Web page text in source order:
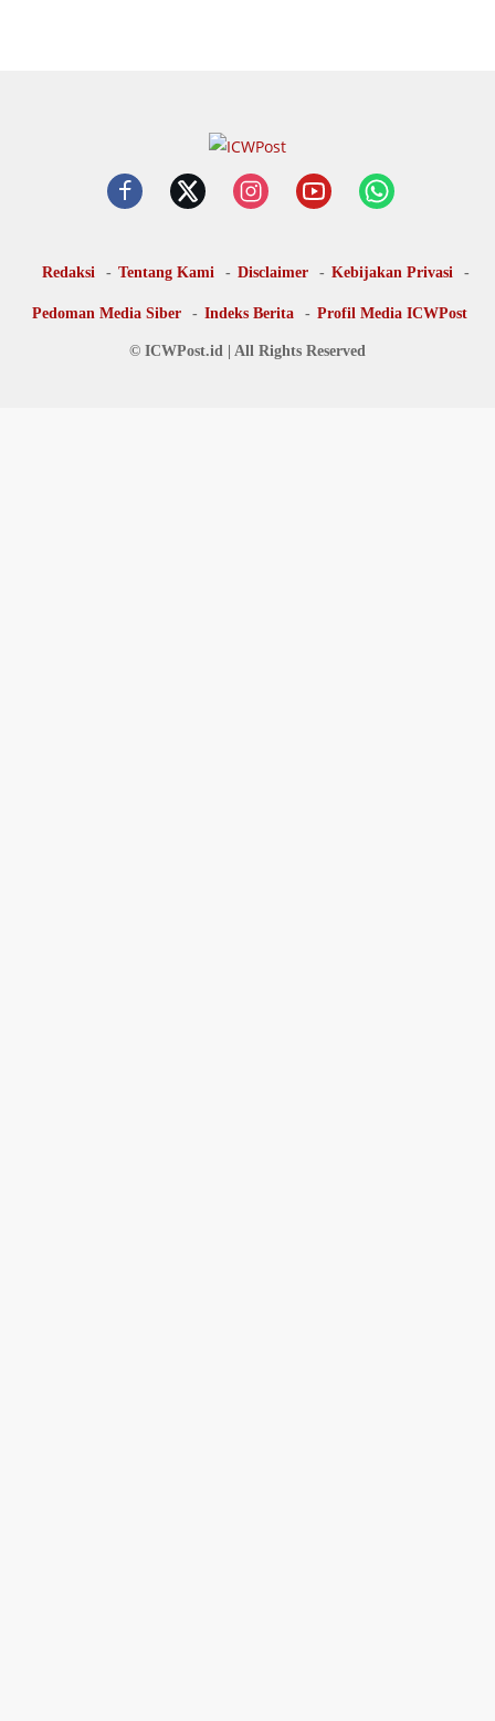
Redaksi Tentang Kami Disclaimer Kebijakan Privasi
Pedoman Media Siber Indeks Berita Profil Media ICWPost
© ICWPost.id | All Rights Reserved